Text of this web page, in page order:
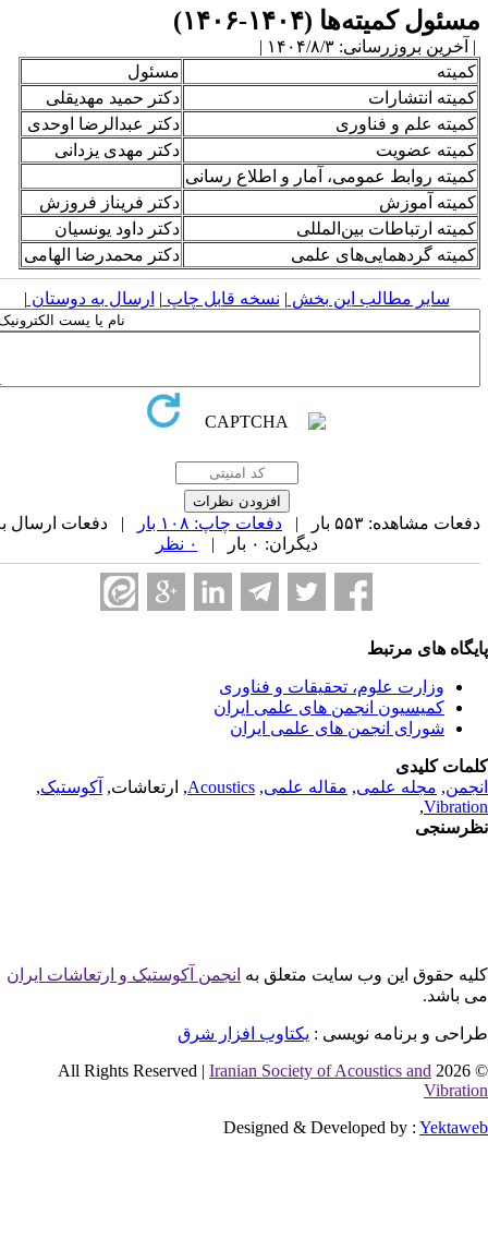
کمیته‌ها (۱۴۰۴-۱۴۰۶)
بروزرسانی: ۱۴۰۴/۸/۳ |
کمیته
مسئول
کمیته انتشارات
دکتر حمید مهدیقلی
کمیته علم و فناوری
دکتر عبدالرضا اوحدی
کمیته عضویت
دکتر مهدی یزدانی
کمیته روابط عمومی، آمار و اطلاع رسانی
کمیته آموزش
دکتر فریناز فروزش
کمیته ارتباطات بین‌المللی
دکتر داود یونسیان
کمیته گردهمایی‌های علمی
دکتر محمدرضا الهامی
سایر مطالب این بخش | نسخه قابل چاپ| ارسال به دوستان|
مشاهده: ۵۵۳ بار | دفعات چاپ: ۱۰۸ بار
| دفعات ارسال به
دیگران: ۰ بار |
های مرتبط
وزارت علوم، تحقیقات و فناوری
کمیسیون انجمن های علمی ایران
شورای انجمن های علمی ایران
کلیدی
,مجله علمی, مقاله علمی,
Acoustics, ارتعاشات,آکوستیک,
,
حقوق این وب سایت متعلق بهانجمن آکوستیک و ارتعاشات ایران
باشد.
و برنامه نویسی : یکتاوب افزار شرق
©
Iranian Society of Acoustics and
Designed & Developed by :